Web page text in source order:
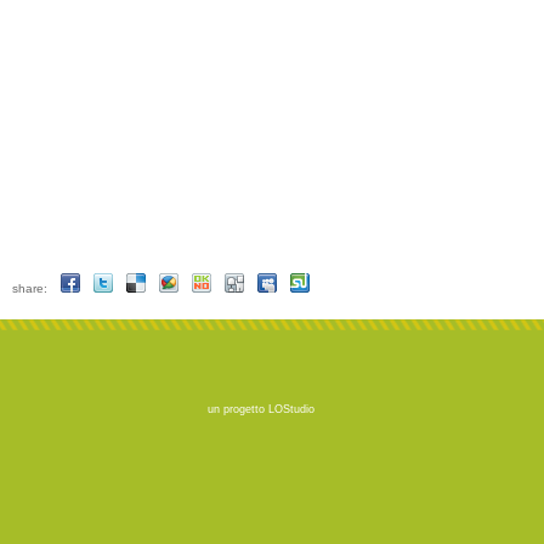
share:
un progetto LOStudio